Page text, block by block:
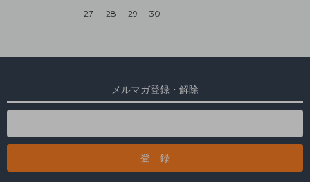
27 28 29 30
メルマガ登録・解除